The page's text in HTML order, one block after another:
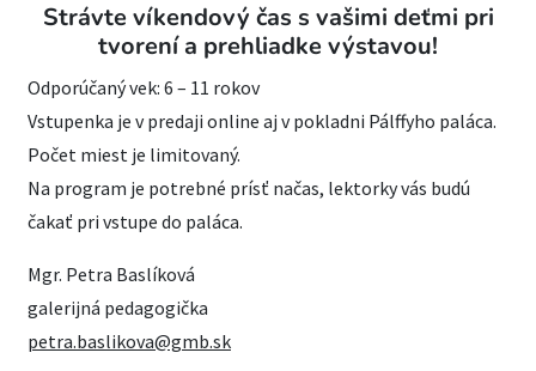
Strávte víkendový čas s vašimi deťmi pri
tvorení a prehliadke výstavou!
Odporúčaný vek: 6 – 11 rokov
Vstupenka je v predaji online aj v pokladni Pálffyho paláca.
Počet miest je limitovaný.
Na program je potrebné prísť načas, lektorky vás budú
čakať pri vstupe do paláca.
Mgr. Petra Baslíková
galerijná pedagogička
petra.baslikova@gmb.sk